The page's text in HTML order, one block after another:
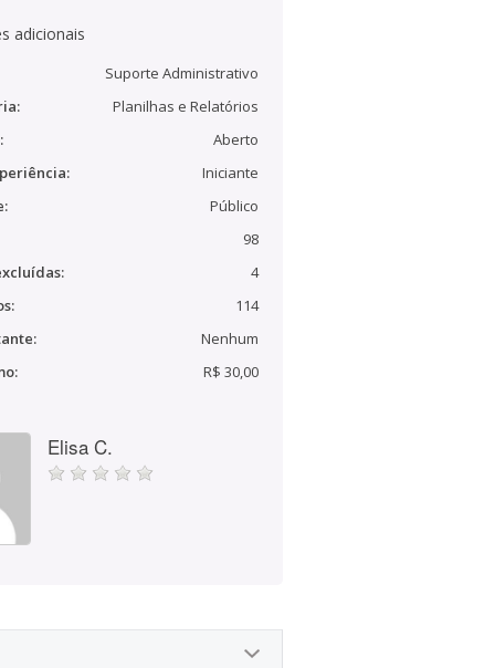
adicionais
Suporte Administrativo
Planilhas e Relatórios
Aberto
Iniciante
Público
98
4
114
Nenhum
R$ 30,00
Elisa C.